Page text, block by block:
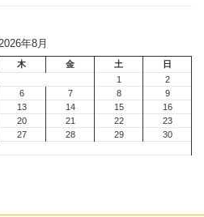
2026年8月
木 金 土
日
1
2
6 7 8
9
13 14 15
16
20 21 22
23
27 28 29
30